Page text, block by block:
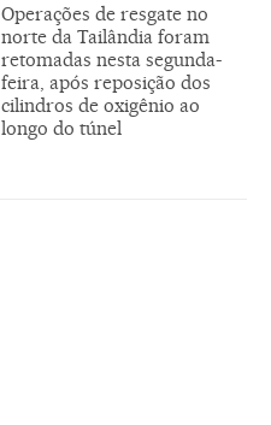
Operações de resgate no
norte da Tailândia foram
retomadas nesta segunda-
feira, após reposição dos
cilindros de oxigênio ao
longo do túnel